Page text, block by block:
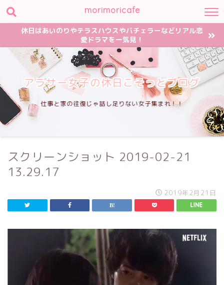
morimoricafe
休日はあいのりやテラスハウスやバチェラーなどリアル恋
愛ドラマを一気見！
アラサー女子の休日こそっとブログ
仕事と家の往復じゃ話し足りない女子集まれ！！
スクリーンショット 2019-02-21
13.29.17
2019年2月21日